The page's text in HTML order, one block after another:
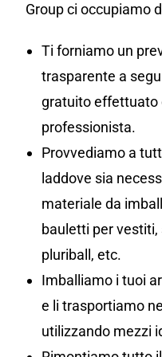
Group ci occupiamo
Ti forniamo un
trasparente a
gratuito effettuato
professionista.
Provvediamo a
laddove sia
materiale da
bauletti per vestiti,
pluriball, etc.
Imballiamo i tuoi
e li trasportiamo
utilizzando mezzi